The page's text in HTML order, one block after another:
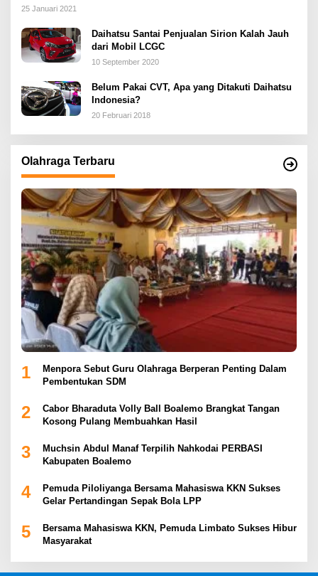
25 Januari 2021
Daihatsu Santai Penjualan Sirion Kalah Jauh
dari Mobil LCGC
10 September 2020
Belum Pakai CVT, Apa yang Ditakuti Daihatsu
Indonesia?
20 Februari 2018
Olahraga Terbaru
1
Menpora Sebut Guru Olahraga Berperan Penting Dalam
Pembentukan SDM
2
Cabor Bharaduta Volly Ball Boalemo Brangkat Tangan
Kosong Pulang Membuahkan Hasil
3
Muchsin Abdul Manaf Terpilih Nahkodai PERBASI
Kabupaten Boalemo
4
Pemuda Piloliyanga Bersama Mahasiswa KKN Sukses
Gelar Pertandingan Sepak Bola LPP
5
Bersama Mahasiswa KKN, Pemuda Limbato Sukses Hibur
Masyarakat